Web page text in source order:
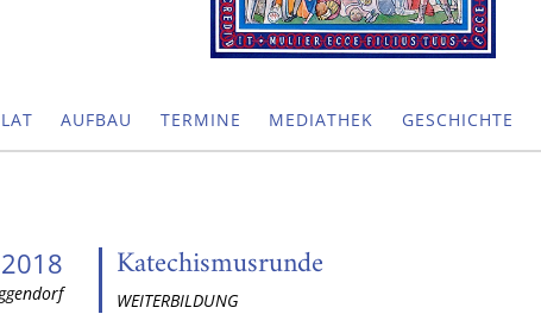
AUFBAU TERMINE MEDIATHEK GESCHICHTE
Katechismusrunde
WEITERBILDUNG